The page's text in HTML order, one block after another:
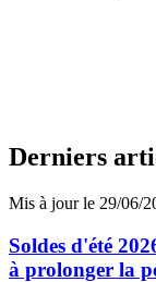
Derniers
Mis à jour le 29/06/
Soldes d'été
à prolonger la